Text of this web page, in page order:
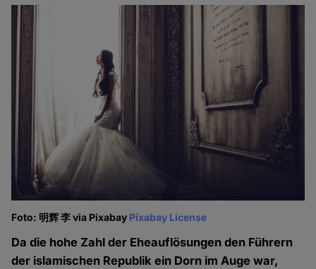
Foto: 明辉 李 via Pixabay Pixabay License
Da die hohe Zahl der Eheauflösungen den Führern
der islamischen Republik ein Dorn im Auge war,